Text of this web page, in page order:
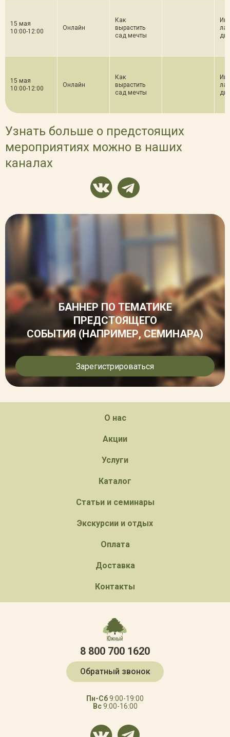
15 мая
10:00-12:00
Онлайн
Как
вырастить
сад мечты
15 мая
10:00-12:00
Онлайн
Как
вырастить
сад мечты
Узнать больше о предстоящих
мероприятиях можно в наших
каналах
БАННЕР ПО ТЕМАТИКЕ
ПРЕДСТОЯЩЕГО
СОБЫТИЯ (НАПРИМЕР, СЕМИНАРА)
Зарегистрироваться
О нас
Акции
Услуги
Каталог
Статьи и семинары
Экскурсии и отдых
Оплата
Доставка
Контакты
8 800 700 1620
Обратный звонок
Пн-Сб9:00-19:00
Вс9:00-16:00